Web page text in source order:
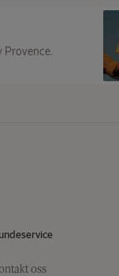
Provence.
oss